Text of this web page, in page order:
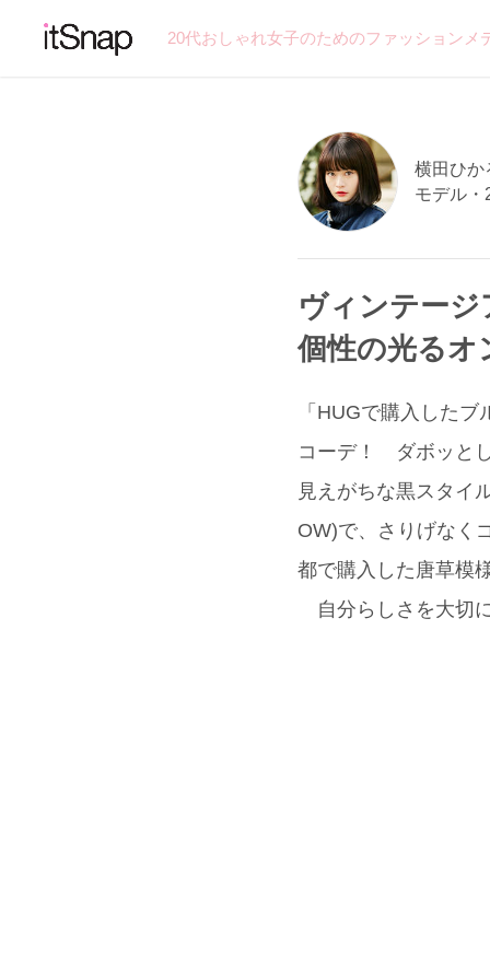
20代おしゃれ女子のためのファッション
横田ひか
モデル・
ヴィンテー
個性の光るオ
「HUGで購入した
コーデ！ ダボッと
見えがちな黒スタイ
OW)で、さりげなく
都で購入した唐草模
自分らしさを大切